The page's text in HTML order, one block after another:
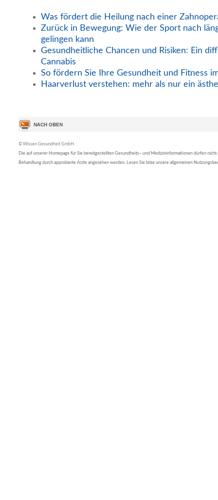
Was fördert die Heilung nach einer
Zurück in Bewegung: Wie der Sport nach
gelingen kann
Gesundheitliche Chancen und Risiken: Ein
Cannabis
So fördern Sie Ihre Gesundheit und Fitness
Haarverlust verstehen: mehr als nur ein
© Wissen Gesundheit GmbH
Die auf unserer Homepage für Sie bereitgestellten Gesundheits– und Medizininformationen dürfen nicht
Behandlung durch approbierte Ärzte angesehen werden. Lesen Sie bitte unsere allgemeinen